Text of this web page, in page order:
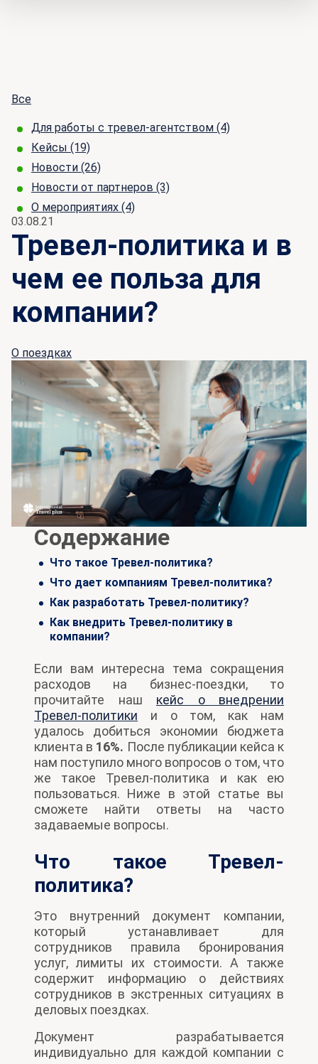
Все
Для работы с тревел-агентством (4)
Кейсы (19)
Новости (26)
Новости от партнеров (3)
О мероприятиях (4)
03.08.21
Тревел-политика и в
чем ее польза для
компании?
О поездках
Содержание
Что такое Тревел-политика?
Что дает компаниям Тревел-политика?
Как разработать Тревел-политику?
Как внедрить Тревел-политику в
компании?
Если вам интересна тема сокращения
расходов на бизнес-поездки, то
прочитайте наш кейс о внедрении
Тревел-политики и о том, как нам
удалось добиться экономии бюджета
клиента в 16%. После публикации кейса к
нам поступило много вопросов о том, что
же такое Тревел-политика и как ею
пользоваться. Ниже в этой статье вы
сможете найти ответы на часто
задаваемые вопросы.
Что такое Тревел-
политика?
Это внутренний документ компании,
который устанавливает для
сотрудников правила бронирования
услуг, лимиты их стоимости. А также
содержит информацию о действиях
сотрудников в экстренных ситуациях в
деловых поездках.
Документ разрабатывается
индивидуально для каждой компании с